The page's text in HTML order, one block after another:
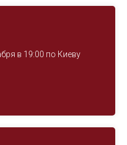
в 19:00 по Киеву